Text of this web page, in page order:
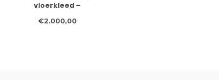
vloerkleed –
handgeknoopt wollen
€2.000,00